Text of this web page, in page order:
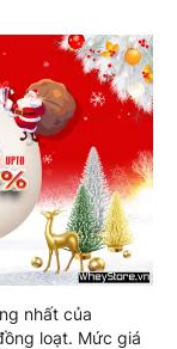
nhất của
loạt. Mức giá